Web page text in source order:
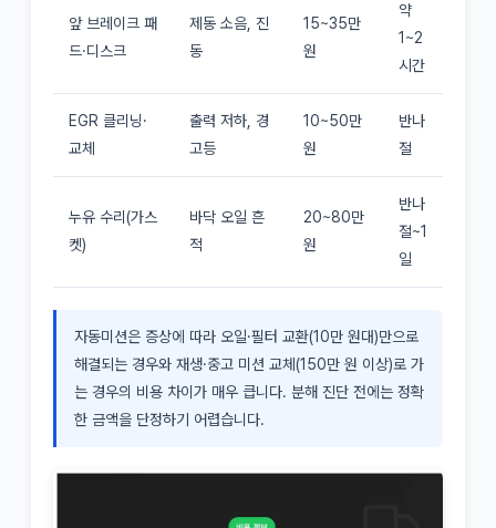
앞 브레이크 패
드·디스크
제동 소음, 진
동
15~35만
원
약
1~2
시간
EGR 클리닝·
교체
출력 저하, 경
고등
10~50만
원
반나
절
누유 수리(가스
켓)
바닥 오일 흔
적
20~80만
원
반나
절~1
일
자동미션은 증상에 따라 오일·필터 교환(10만 원대)만으로
해결되는 경우와 재생·중고 미션 교체(150만 원 이상)로 가
는 경우의 비용 차이가 매우 큽니다. 분해 진단 전에는 정확
한 금액을 단정하기 어렵습니다.